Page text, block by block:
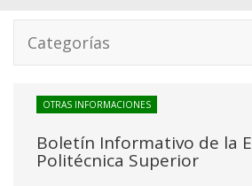
Categorías
OTRAS INFORMACIONES
Boletín Informativo de la
Politécnica Superior